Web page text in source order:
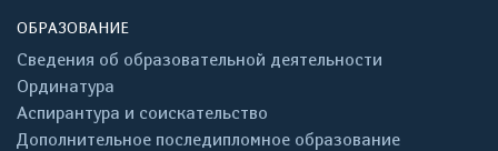
ОБРАЗОВАНИЕ
Сведения об образовательной деятельности
Ординатура
Аспирантура и соискательство
Дополнительное последипломное образование